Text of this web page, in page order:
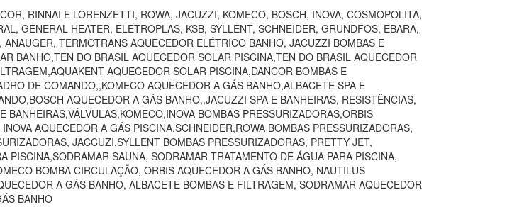
RINNAI E LORENZETTI, ROWA, JACUZZI, KOMECO, BOSCH, INOVA, COSMOPOLITA,
GENERAL HEATER, ELETROPLAS, KSB, SYLLENT, SCHNEIDER, GRUNDFOS, EBARA,
TERMOTRANS AQUECEDOR ELÉTRICO BANHO, JACUZZI BOMBAS E
BANHO,TEN DO BRASIL AQUECEDOR SOLAR PISCINA,TEN DO BRASIL AQUECEDOR
AQUECEDOR SOLAR PISCINA,DANCOR BOMBAS E
DE COMANDO,,KOMECO AQUECEDOR A GÁS BANHO,ALBACETE SPA E
AQUECEDOR A GÁS BANHO,,JACUZZI SPA E BANHEIRAS, RESISTÊNCIAS,
BOMBAS PRESSURIZADORAS,ORBIS
AQUECEDOR A GÁS PISCINA,SCHNEIDER,ROWA BOMBAS PRESSURIZADORAS,
JACCUZI,SYLLENT BOMBAS PRESSURIZADORAS, PRETTY JET,
SAUNA, SODRAMAR TRATAMENTO DE ÁGUA PARA PISCINA,
BOMBA CIRCULAÇÃO, ORBIS AQUECEDOR A GÁS BANHO, NAUTILUS
A GÁS BANHO, ALBACETE BOMBAS E FILTRAGEM, SODRAMAR AQUECEDOR
BANHO